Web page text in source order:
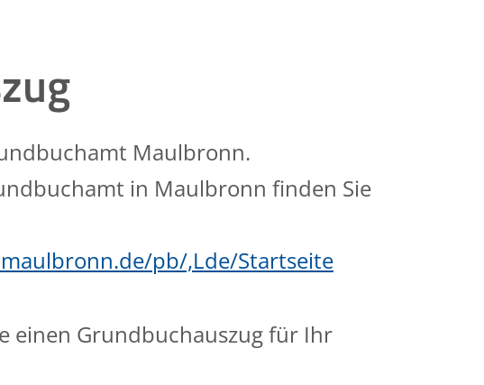
Maulbronn.
in Maulbronn finden Sie
pb/,Lde/Startseite
einen Grundbuchauszug für Ihr